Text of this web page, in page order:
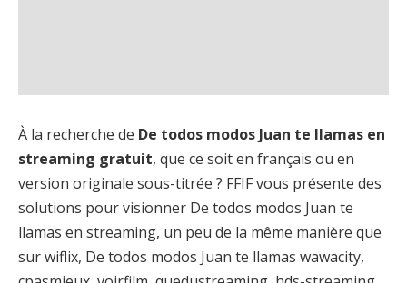
À la recherche de De todos modos Juan te llamas en
streaming gratuit, que ce soit en français ou en
version originale sous-titrée ? FFIF vous présente des
solutions pour visionner De todos modos Juan te
llamas en streaming, un peu de la même manière que
sur wiflix, De todos modos Juan te llamas wawacity,